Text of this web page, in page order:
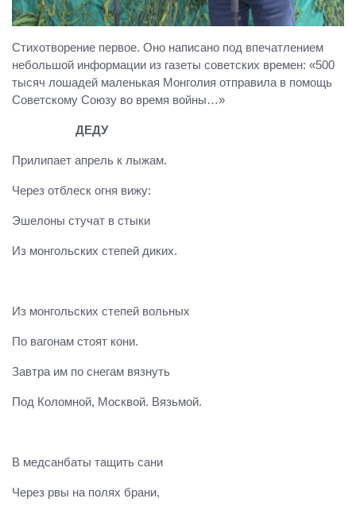
Стихотворение первое. Оно написано под впечатлением
небольшой информации из газеты советских времен: «500
тысяч лошадей маленькая Монголия отправила в помощь
Советскому Союзу во время войны…»
ДЕДУ
Прилипает апрель к лыжам.
Через отблеск огня вижу:
Эшелоны стучат в стыки
Из монгольских степей диких.
Из монгольских степей вольных
По вагонам стоят кони.
Завтра им по снегам вязнуть
Под Коломной, Москвой. Вязьмой.
В медсанбаты тащить сани
Через рвы на полях брани,